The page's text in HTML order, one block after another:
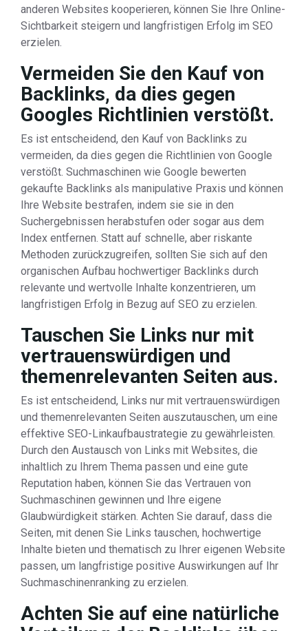
anderen Websites kooperieren, können Sie Ihre Online-
Sichtbarkeit steigern und langfristigen Erfolg im SEO
erzielen.
Vermeiden Sie den Kauf von
Backlinks, da dies gegen
Googles Richtlinien verstößt.
Es ist entscheidend, den Kauf von Backlinks zu
vermeiden, da dies gegen die Richtlinien von Google
verstößt. Suchmaschinen wie Google bewerten
gekaufte Backlinks als manipulative Praxis und können
Ihre Website bestrafen, indem sie sie in den
Suchergebnissen herabstufen oder sogar aus dem
Index entfernen. Statt auf schnelle, aber riskante
Methoden zurückzugreifen, sollten Sie sich auf den
organischen Aufbau hochwertiger Backlinks durch
relevante und wertvolle Inhalte konzentrieren, um
langfristigen Erfolg in Bezug auf SEO zu erzielen.
Tauschen Sie Links nur mit
vertrauenswürdigen und
themenrelevanten Seiten aus.
Es ist entscheidend, Links nur mit vertrauenswürdigen
und themenrelevanten Seiten auszutauschen, um eine
effektive SEO-Linkaufbaustrategie zu gewährleisten.
Durch den Austausch von Links mit Websites, die
inhaltlich zu Ihrem Thema passen und eine gute
Reputation haben, können Sie das Vertrauen von
Suchmaschinen gewinnen und Ihre eigene
Glaubwürdigkeit stärken. Achten Sie darauf, dass die
Seiten, mit denen Sie Links tauschen, hochwertige
Inhalte bieten und thematisch zu Ihrer eigenen Website
passen, um langfristige positive Auswirkungen auf Ihr
Suchmaschinenranking zu erzielen.
Achten Sie auf eine natürliche